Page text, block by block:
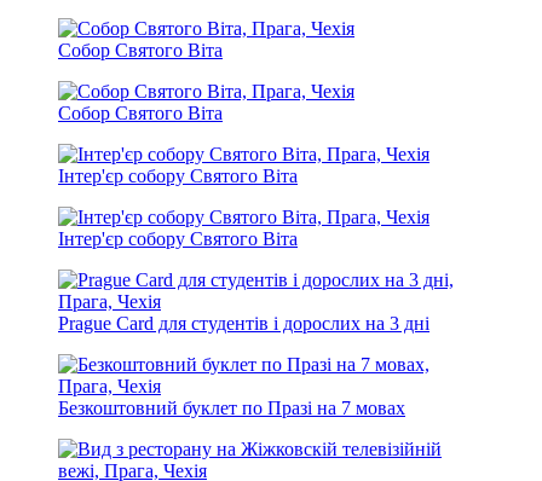
Собор Святого Віта
Собор Святого Віта
Інтер'єр собору Святого Віта
Інтер'єр собору Святого Віта
Prague Card для студентів і дорослих на 3 дні
Безкоштовний буклет по Празі на 7 мовах